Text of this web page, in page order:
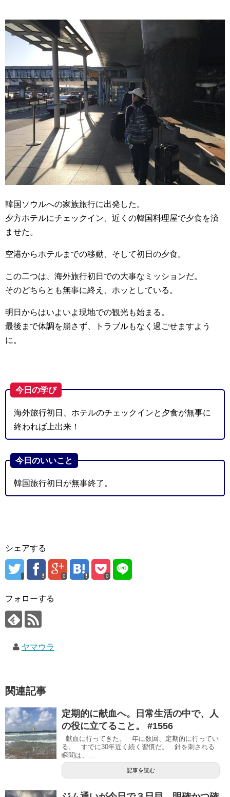
韓国ソウルへの家族旅行に出発した。
夕方ホテルにチェックイン、近くの韓国料理屋で夕食を済
ませた。
空港からホテルまでの移動、そして初日の夕食。
この二つは、海外旅行初日での大事なミッションだ。
そのどちらとも無事に終え、ホッとしている。
明日からはいよいよ現地での観光も始まる。
最後まで体調を崩さず、トラブルもなく過ごせますよう
に。
今日の学び
海外旅行初日、ホテルのチェックインと夕食が無事に
終われば上出来！
今日のいいこと
韓国旅行初日が無事終了。
シェアする
0 0
フォローする
ヤマウラ
関連記事
定期的に献血へ。日常生活の中で、人
の役に立てること。 #1556
献血に行ってきた。 年に数回、定期的に行ってい
る。 すでに30年近く続く習慣だ。 針を刺される
瞬間は、...
記事を読む